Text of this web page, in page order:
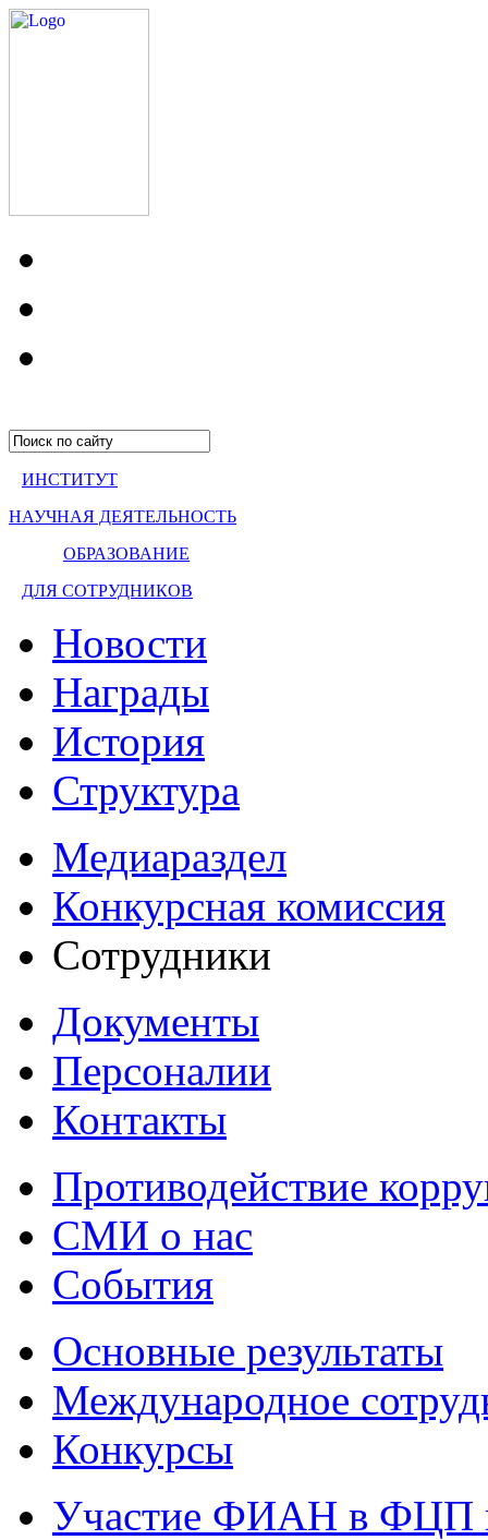
ИНСТИТУТ
НАУЧНАЯ ДЕЯТЕЛЬНОСТЬ
ОБРАЗОВАНИЕ
ДЛЯ СОТРУДНИКОВ
Новости
Награды
История
Структура
Медиараздел
Конкурсная комиссия
Сотрудники
Документы
Персоналии
Контакты
Противодействие
СМИ о нас
События
Основные результаты
Международное
Конкурсы
Участие ФИАН в ФЦП